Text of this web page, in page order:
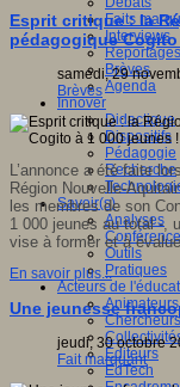
Faits
Interviews
Reportages
Brèves
Agenda
Innover
Didactique
Dispositifs
Pédagogie
Recherche
Savoir(s)
Analyses
Outils
Pratiques
Acteurs de
Animateurs
Chercheurs
Editeurs
EdTech
Esprit critique : la
pédagogique Cogito
samedi, 29
Brèves
L’annonce a été faite
Région Nouvelle-
les membres de son
1 000 jeunes au total-,
vise à former età
,
En savoir plus...
Une jeunesse
jeudi, 30 octobre
Fait marquant